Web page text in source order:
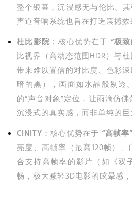
整个银幕，沉浸感无与伦比。
声道音响系统也旨在打造震撼效
杜比影院 ：核心优势在于 “极
比视界（高动态范围HDR）与
带来难以置信的对比度、色彩
暗的黑），画面如水晶般剔透
的“声音对象”定位，让雨滴仿
沉浸式的真实感，而非单纯的巨
CINITY ：核心优势在于 “高帧率”
亮度、高帧率（最高120帧）
合支持高帧率的影片（如《双
畅，极大减轻3D电影的眩晕感